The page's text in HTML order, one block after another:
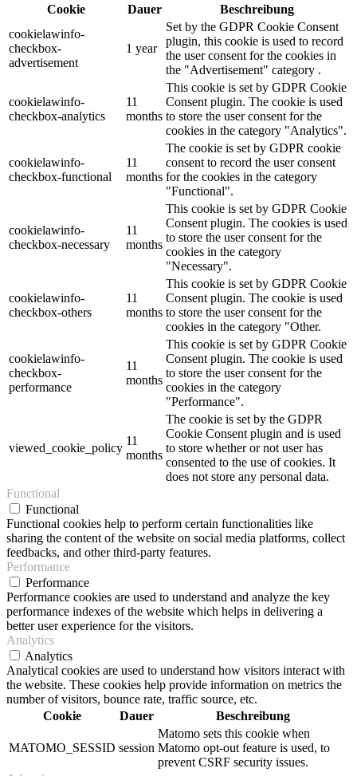
Cookie
Dauer
Beschreibung
cookielawinfo-
checkbox-
advertisement
1 year
Set by the GDPR Cookie Consent
plugin, this cookie is used to record
the user consent for the cookies in
the "Advertisement" category .
cookielawinfo-
checkbox-analytics
11
months
This cookie is set by GDPR Cookie
Consent plugin. The cookie is used
to store the user consent for the
cookies in the category "Analytics".
cookielawinfo-
checkbox-functional
11
months
The cookie is set by GDPR cookie
consent to record the user consent
for the cookies in the category
"Functional".
cookielawinfo-
checkbox-necessary
11
months
This cookie is set by GDPR Cookie
Consent plugin. The cookies is used
to store the user consent for the
cookies in the category
"Necessary".
cookielawinfo-
checkbox-others
11
months
This cookie is set by GDPR Cookie
Consent plugin. The cookie is used
to store the user consent for the
cookies in the category "Other.
cookielawinfo-
checkbox-
performance
11
months
This cookie is set by GDPR Cookie
Consent plugin. The cookie is used
to store the user consent for the
cookies in the category
"Performance".
viewed_cookie_policy
11
months
The cookie is set by the GDPR
Cookie Consent plugin and is used
to store whether or not user has
consented to the use of cookies. It
does not store any personal data.
Functional
Functional
Functional cookies help to perform certain functionalities like
sharing the content of the website on social media platforms, collect
feedbacks, and other third-party features.
Performance
Performance
Performance cookies are used to understand and analyze the key
performance indexes of the website which helps in delivering a
better user experience for the visitors.
Analytics
Analytics
Analytical cookies are used to understand how visitors interact with
the website. These cookies help provide information on metrics the
number of visitors, bounce rate, traffic source, etc.
Cookie
Dauer Beschreibung
MATOMO_SESSID session
Matomo sets this cookie when
Matomo opt-out feature is used, to
prevent CSRF security issues.